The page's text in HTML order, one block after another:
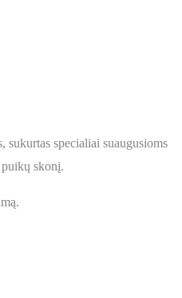
sukurtas specialiai suaugusioms
skonį.